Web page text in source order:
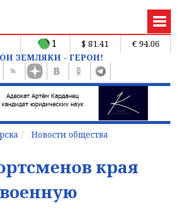
1 $ 81.41
€ 94.06
ЗЕМЛЯКИ - ГЕРОИ!
Новости общества
края